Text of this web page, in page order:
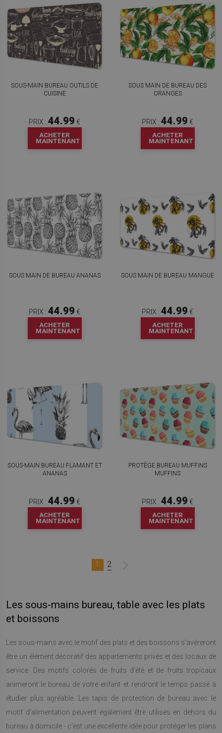
SOUS-MAIN BUREAU OUTILS DE
CUISINE
PRIX : 44.99 €
ACHETER
MAINTENANT
SOUS MAIN DE BUREAU DES
ORANGES
PRIX : 44.99 €
ACHETER
MAINTENANT
SOUS MAIN DE BUREAU ANANAS
PRIX : 44.99 €
ACHETER
MAINTENANT
SOUS MAIN DE BUREAU MANGUE
PRIX : 44.99 €
ACHETER
MAINTENANT
SOUS-MAIN BUREAU FLAMANT ET
ANANAS
PRIX : 44.99 €
ACHETER
MAINTENANT
PROTÈGE BUREAU MUFFINS
MUFFINS
PRIX : 44.99 €
ACHETER
MAINTENANT
1 2
Les sous-mains bureau, table avec les plats
et boissons
Les sous-mains avec le motif des plats et des boissons s'avéreront
être un élément décoratif des appartements privés et des locaux de
service. Des motifs colorés de fruits d'été et de fruits tropicaux
animeront le bureau de votre enfant et rendront le temps passé à
étudier plus agréable. Les tapis de protection de bureau avec le
motif d'alimentation peuvent également être utilisés en dehors du
bureau à domicile - c'est une excellente idée pour protéger les plans